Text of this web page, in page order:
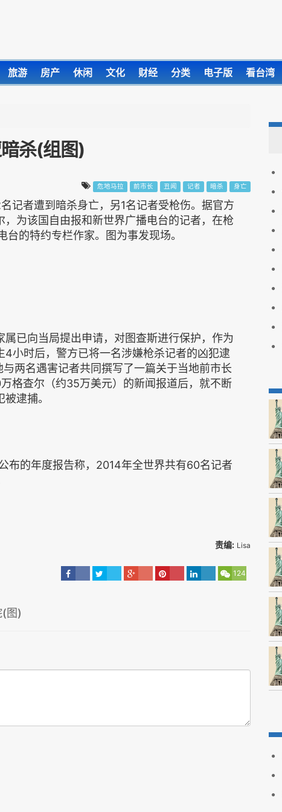
旅游 房产 休闲 文化 财经 分类 电子版 看台湾
杀(组图)
危地马拉 前市长 丑闻 记者 暗杀 身亡
记者遭到暗杀身亡，另1名记者受枪伤。据官方
为该国自由报和新世界广播电台的记者，在枪
的特约专栏作家。图为事发现场。
已向当局提出申请，对图查斯进行保护，作为
小时后，警方已将一名涉嫌枪杀记者的凶犯逮
两名遇害记者共同撰写了一篇关于当地前市长
格查尔（约35万美元）的新闻报道后，就不断
逮捕。
布的年度报告称，2014年全世界共有60名记者
责编: Lisa
124
(图)